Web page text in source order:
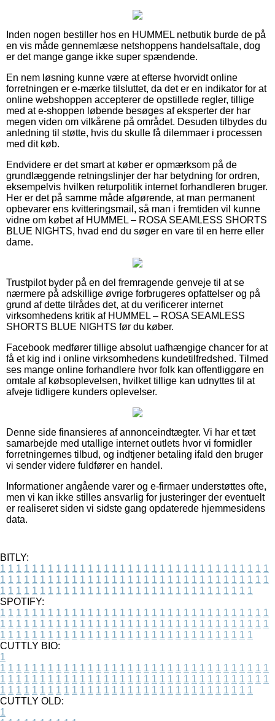
Inden nogen bestiller hos en HUMMEL netbutik burde de på
en vis måde gennemlæse netshoppens handelsaftale, dog
er det mange gange ikke super spændende.
En nem løsning kunne være at efterse hvorvidt online
forretningen er e-mærke tilsluttet, da det er en indikator for at
online webshoppen accepterer de opstillede regler, tillige
med at e-shoppen løbende besøges af eksperter der har
megen viden om vilkårene på området. Desuden tilbydes du
anledning til støtte, hvis du skulle få dilemmaer i processen
med dit køb.
Endvidere er det smart at køber er opmærksom på de
grundlæggende retningslinjer der har betydning for ordren,
eksempelvis hvilken returpolitik internet forhandleren bruger.
Her er det på samme måde afgørende, at man permanent
opbevarer ens kvitteringsmail, så man i fremtiden vil kunne
vidne om købet af HUMMEL – ROSA SEAMLESS SHORTS
BLUE NIGHTS, hvad end du søger en vare til en herre eller
dame.
Trustpilot byder på en del fremragende genveje til at se
nærmere på adskillige øvrige forbrugeres opfattelser og på
grund af dette tilrådes det, at du verificerer internet
virksomhedens kritik af HUMMEL – ROSA SEAMLESS
SHORTS BLUE NIGHTS før du køber.
Facebook medfører tillige absolut uafhængige chancer for at
få et kig ind i online virksomhedens kundetilfredshed. Tilmed
ses mange online forhandlere hvor folk kan offentliggøre en
omtale af købsoplevelsen, hvilket tillige kan udnyttes til at
afveje tidligere kunders oplevelser.
Denne side finansieres af annonceindtægter. Vi har et tæt
samarbejde med utallige internet outlets hvor vi formidler
forretningernes tilbud, og indtjener betaling ifald den bruger
vi sender videre fuldfører en handel.
Informationer angående varer og e-firmaer understøttes ofte,
men vi kan ikke stilles ansvarlig for justeringer der eventuelt
er realiseret siden vi sidste gang opdaterede hjemmesidens
data.
BITLY:
1 1 1 1 1 1 1 1 1 1 1 1 1 1 1 1 1 1 1 1 1 1 1 1 1 1 1 1 1 1 1 1 1 1
1 1 1 1 1 1 1 1 1 1 1 1 1 1 1 1 1 1 1 1 1 1 1 1 1 1 1 1 1 1 1 1 1 1
1 1 1 1 1 1 1 1 1 1 1 1 1 1 1 1 1 1 1 1 1 1 1 1 1 1 1 1 1 1 1 1
SPOTIFY:
1 1 1 1 1 1 1 1 1 1 1 1 1 1 1 1 1 1 1 1 1 1 1 1 1 1 1 1 1 1 1 1 1 1
1 1 1 1 1 1 1 1 1 1 1 1 1 1 1 1 1 1 1 1 1 1 1 1 1 1 1 1 1 1 1 1 1 1
1 1 1 1 1 1 1 1 1 1 1 1 1 1 1 1 1 1 1 1 1 1 1 1 1 1 1 1 1 1 1 1
CUTTLY BIO:
1
1 1 1 1 1 1 1 1 1 1 1 1 1 1 1 1 1 1 1 1 1 1 1 1 1 1 1 1 1 1 1 1 1 1
1 1 1 1 1 1 1 1 1 1 1 1 1 1 1 1 1 1 1 1 1 1 1 1 1 1 1 1 1 1 1 1 1 1
1 1 1 1 1 1 1 1 1 1 1 1 1 1 1 1 1 1 1 1 1 1 1 1 1 1 1 1 1 1 1 1
CUTTLY OLD:
1